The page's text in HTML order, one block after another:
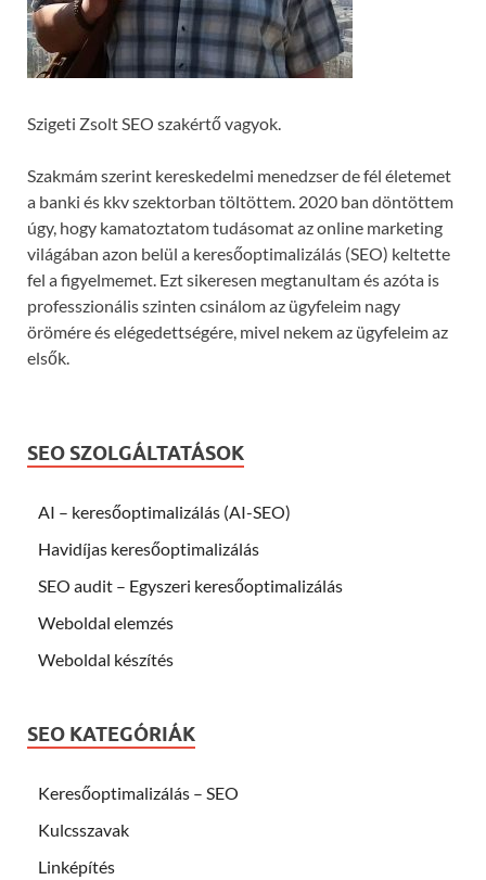
Szigeti Zsolt SEO szakértő vagyok.
Szakmám szerint kereskedelmi menedzser de fél életemet
a banki és kkv szektorban töltöttem. 2020 ban döntöttem
úgy, hogy kamatoztatom tudásomat az online marketing
világában azon belül a keresőoptimalizálás (SEO) keltette
fel a figyelmemet. Ezt sikeresen megtanultam és azóta is
professzionális szinten csinálom az ügyfeleim nagy
örömére és elégedettségére, mivel nekem az ügyfeleim az
elsők.
SEO SZOLGÁLTATÁSOK
AI – keresőoptimalizálás (AI-SEO)
Havidíjas keresőoptimalizálás
SEO audit – Egyszeri keresőoptimalizálás
Weboldal elemzés
Weboldal készítés
SEO KATEGÓRIÁK
Keresőoptimalizálás – SEO
Kulcsszavak
Linképítés